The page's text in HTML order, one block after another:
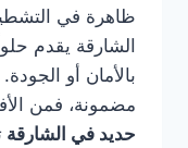
ظاهرة في
الشارقة يقدم
بالأمان أو
مضمونة، فمن
حديد في الشارقة